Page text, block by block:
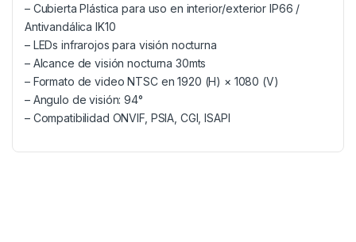
– Cubierta Plástica para uso en interior/exterior IP66 /
Antivandálica IK10
– LEDs infrarojos para visión nocturna
– Alcance de visión nocturna 30mts
– Formato de video NTSC en 1920 (H) × 1080 (V)
– Angulo de visión: 94°
– Compatibilidad ONVIF, PSIA, CGI, ISAPI